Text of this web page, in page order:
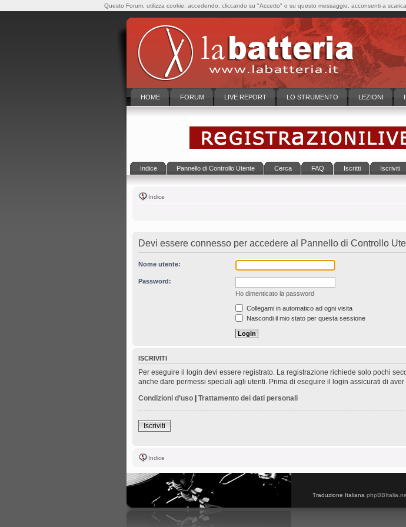
HOME FORUM LIVE REPORT LO STRUMENTO LEZIONI
Indice Pannello di Controllo Utente Cerca FAQ Iscritti Iscriviti
Indice
Devi essere connesso per accedere al Pannello di Controllo
Nome utente:
Password:
Ho dimenticato la password
Collegami in automatico ad ogni visita
Nascondi il mio stato per questa sessione
ISCRIVITI
Per eseguire il login devi essere registrato. La registrazione richiede solo pochi
anche dare permessi speciali agli utenti. Prima di eseguire il login assicurati di aver
Condizioni d’uso | Trattamento dei dati personali
Iscriviti
Indice
Traduzione Italiana
Questo Forum, utilizza cookie; accedendo, cliccando su "Accetto" o su questo messaggio, acconsenti a